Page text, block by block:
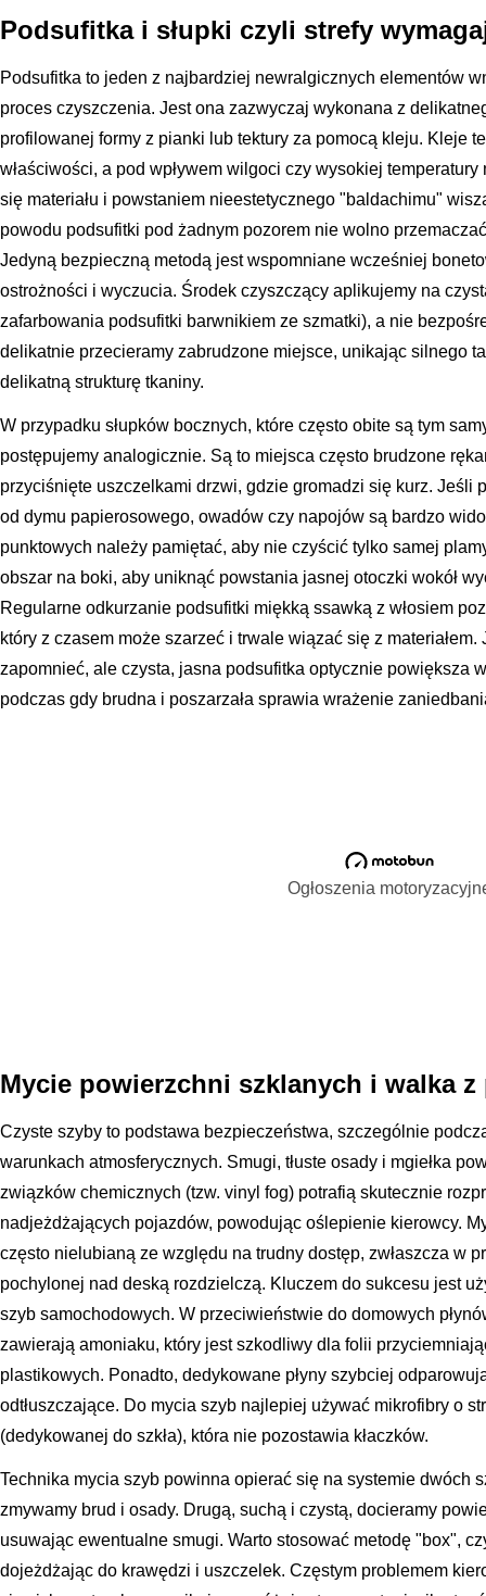
Podsufitka i słupki czyli strefy
Podsufitka to jeden z najbardziej newralgicznych elementów
proces czyszczenia. Jest ona zazwyczaj wykonana z
profilowanej formy z pianki lub tektury za pomocą kleju. Kleje
właściwości, a pod wpływem wilgoci czy wysokiej
się materiału i powstaniem nieestetycznego "baldachimu"
powodu podsufitki pod żadnym pozorem nie wolno
Jedyną bezpieczną metodą jest wspomniane wcześniej
ostrożności i wyczucia. Środek czyszczący aplikujemy na
zafarbowania podsufitki barwnikiem ze szmatki), a nie
delikatnie przecieramy zabrudzone miejsce, unikając silnego
delikatną strukturę tkaniny.
W przypadku słupków bocznych, które często obite są tym
postępujemy analogicznie. Są to miejsca często brudzone
przyciśnięte uszczelkami drzwi, gdzie gromadzi się kurz. Jeśli
od dymu papierosowego, owadów czy napojów są bardzo
punktowych należy pamiętać, aby nie czyścić tylko samej
obszar na boki, aby uniknąć powstania jasnej otoczki wokół
Regularne odkurzanie podsufitki miękką ssawką z włosiem
który z czasem może szarzeć i trwale wiązać się z materiałem.
zapomnieć, ale czysta, jasna podsufitka optycznie powiększa
podczas gdy brudna i poszarzała sprawia wrażenie
Ogłoszenia
Mycie powierzchni szklanych i walka z
Czyste szyby to podstawa bezpieczeństwa, szczególnie
warunkach atmosferycznych. Smugi, tłuste osady i mgiełka
związków chemicznych (tzw. vinyl fog) potrafią skutecznie
nadjeżdżających pojazdów, powodując oślepienie kierowcy.
często nielubianą ze względu na trudny dostęp, zwłaszcza w
pochylonej nad deską rozdzielczą. Kluczem do sukcesu jest
szyb samochodowych. W przeciwieństwie do domowych
zawierają amoniaku, który jest szkodliwy dla folii
plastikowych. Ponadto, dedykowane płyny szybciej
odtłuszczające. Do mycia szyb najlepiej używać mikrofibry o
(dedykowanej do szkła), która nie pozostawia kłaczków.
Technika mycia szyb powinna opierać się na systemie dwóch
zmywamy brud i osady. Drugą, suchą i czystą, docieramy
usuwając ewentualne smugi. Warto stosować metodę "box",
dojeżdżając do krawędzi i uszczelek. Częstym problemem